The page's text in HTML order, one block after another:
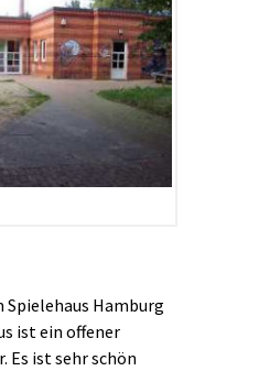
Hamburg
ist ein offener
Es ist sehr schön